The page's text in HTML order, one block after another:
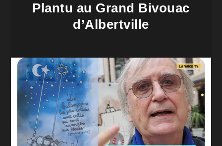
Plantu au Grand Bivouac
d’Albertville